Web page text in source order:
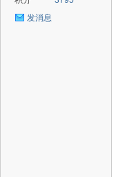
发消息